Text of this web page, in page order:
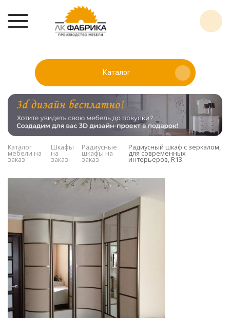
Каталог
Каталог
мебели на
заказ
Шкафы
на
заказ
Радиусные
шкафы на
заказ
Радиусный шкаф с зеркалом,
для современных
интерьеров, R13